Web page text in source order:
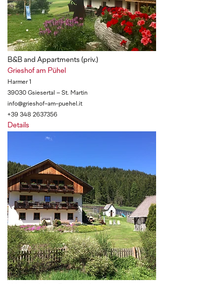
B&B and Appartments (priv.)
Grieshof am Pühel
Harmer 1
39030 Gsiesertal – St. Martin
info@grieshof-am-puehel.it
+39 348 2637356
Details